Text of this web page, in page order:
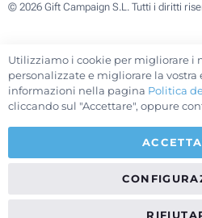
© 2026 Gift Campaign S.L. Tutti i diritti
Utilizziamo i cookie per migliorare i
personalizzate e migliorare la
informazioni nella pagina Politica
cliccando sul "Accettare", oppure